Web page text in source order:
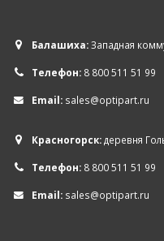
Балашиха:Западная
Телефон: 8 800 511 51 99
Email: sales@optipart.ru
Красногорск:деревня
Телефон: 8 800 511 51 99
Email: sales@optipart.ru